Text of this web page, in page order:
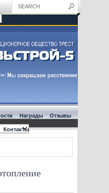
Награды Отзывы
Контакты